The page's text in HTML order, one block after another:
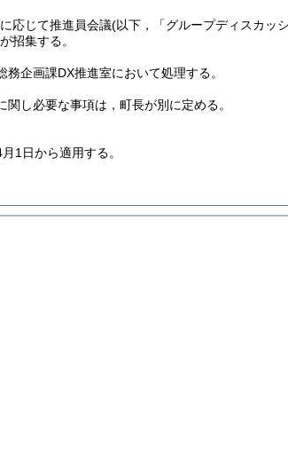
応じて推進員会議(以下，「グループディスカッ
招集する。
企画課DX推進室において処理する。
し必要な事項は，町長が別に定める。
1日から適用する。